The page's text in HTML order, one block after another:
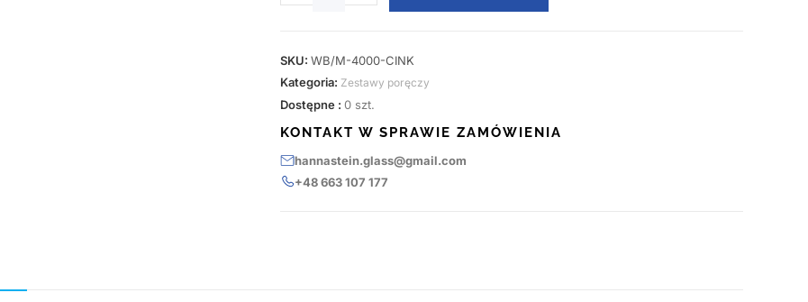
SKU: WB/M-4000-CINK
Kategoria: Zestawy poręczy
Dostępne : 0 szt.
KONTAKT W SPRAWIE ZAMÓWIENIA
hannastein.glass@gmail.com
+48 663 107 177